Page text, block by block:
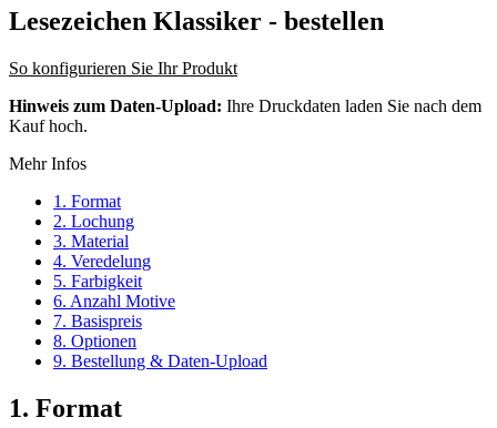
Lesezeichen Klassiker - bestellen
So konfigurieren Sie Ihr Produkt
Hinweis zum Daten-Upload: Ihre Druckdaten laden Sie nach dem
Kauf hoch.
Mehr Infos
1. Format
2. Lochung
3. Material
4. Veredelung
5. Farbigkeit
6. Anzahl Motive
7. Basispreis
8. Optionen
9. Bestellung & Daten-Upload
1. Format